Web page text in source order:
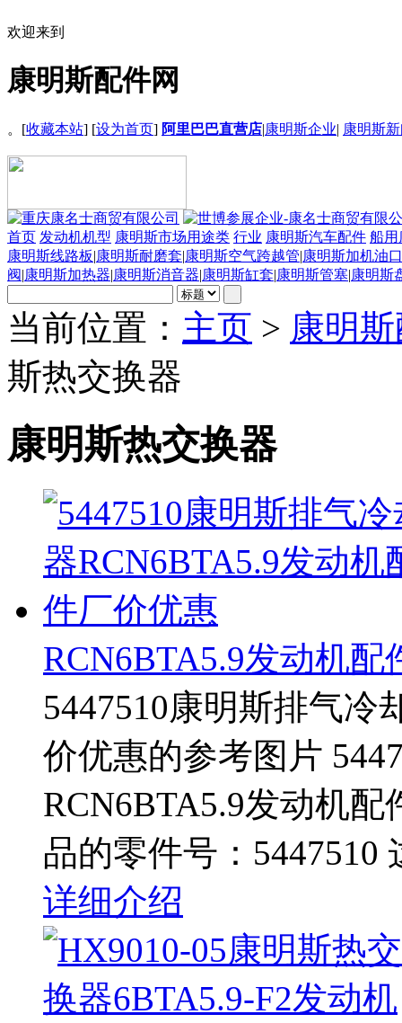
欢迎来到
康明斯配件网
。[收藏本站] [设为首页] 阿里巴巴直营店|康明斯企业| 康明斯
首页 发动机机型 康明斯市场用途类 行业 康明斯汽车配件 船用
康明斯线路板|康明斯耐磨套|康明斯空气跨越管|康明斯加机油
阀|康明斯加热器|康明斯消音器|康明斯缸套|康明斯管塞|康明斯
当前位置： 主页 > 康明
斯热交换器
康明斯热交换器
RCN6BTA5.9发动机配
5447510康明斯排气冷
价优惠的参考图片
RCN6BTA5.9发动机
品的零件号：5447510
详细介绍